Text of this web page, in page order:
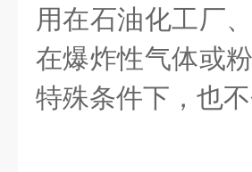
用在石油化工厂
在爆炸性气体或
特殊条件下，也